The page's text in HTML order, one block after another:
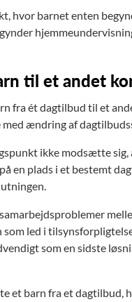
hvor barnet enten
til et andet
fra ét dagtilbud til et
med ændring af
ikke modsætte
en plads i et bestemt
led i
som en sidste
et barn fra et dagtilbud,